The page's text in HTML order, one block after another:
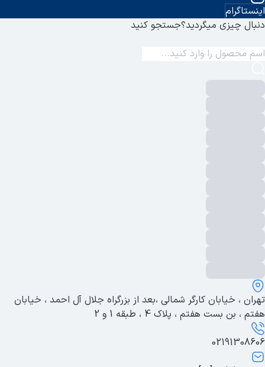
اینستاگرام
دنبال چیزی میگردید؟جستجو کنید
تهران ، خیابان کارگر شمالی ،بعد از بزرگراه جلال آل احمد ، خیابان
هفتم ، بن بست هفتم ، پلاک 4 ، طبقه 1 و 2
02191308606